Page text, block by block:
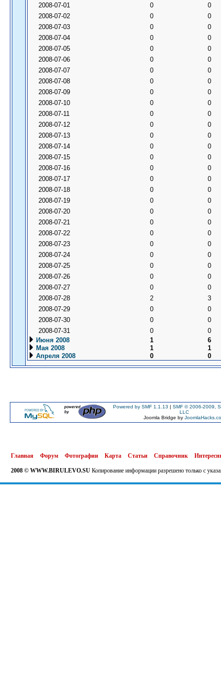
2008-07-01
0
0
2008-07-02
0
0
2008-07-03
0
0
2008-07-04
0
0
2008-07-05
0
0
2008-07-06
0
0
2008-07-07
0
0
2008-07-08
0
0
2008-07-09
0
0
2008-07-10
0
0
2008-07-11
0
0
2008-07-12
0
0
2008-07-13
0
0
2008-07-14
0
0
2008-07-15
0
0
2008-07-16
0
0
2008-07-17
0
0
2008-07-18
0
0
2008-07-19
0
0
2008-07-20
0
0
2008-07-21
0
0
2008-07-22
0
0
2008-07-23
0
0
2008-07-24
0
0
2008-07-25
0
0
2008-07-26
0
0
2008-07-27
0
0
2008-07-28
2
3
2008-07-29
0
0
2008-07-30
0
0
2008-07-31
0
0
Июня 2008
1
6
Мая 2008
1
1
Апреля 2008
0 0
Powered by SMF 1.1.13 | SMF © 2006-2009,
LLC
Joomla Bridge by
Главная Форум Фотографии Карта Статьи Справочник
2008 © WWW.BIRULEVO.SU Копирование информации разрешено только с